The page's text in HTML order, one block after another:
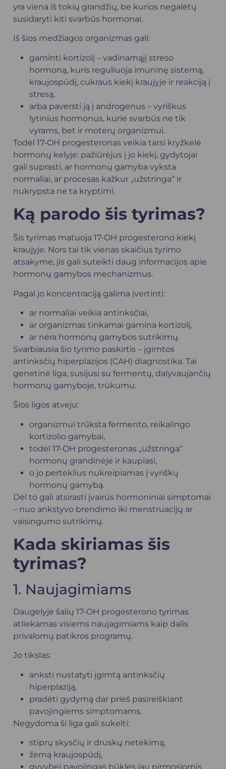
yra viena iš tokių grandžių, be kurios negalėtų
susidaryti kiti svarbūs hormonai.
Iš šios medžiagos organizmas gali:
gaminti kortizolį – vadinamąjį streso
hormoną, kuris reguliuoja imuninę sistemą,
kraujospūdį, cukraus kiekį kraujyje ir reakciją į
stresą,
arba paversti ją į androgenus – vyriškus
lytinius hormonus, kurie svarbūs ne tik
vyrams, bet ir moterų organizmui.
Todėl 17-OH progesteronas veikia tarsi kryžkelė
hormonų kelyje: pažiūrėjus į jo kiekį, gydytojai
gali suprasti, ar hormonų gamyba vyksta
normaliai, ar procesas kažkur „užstringa“ ir
nukrypsta ne ta kryptimi.
Ką parodo šis tyrimas?
Šis tyrimas matuoja 17-OH progesterono kiekį
kraujyje. Nors tai tik vienas skaičius tyrimo
atsakyme, jis gali suteikti daug informacijos apie
hormonų gamybos mechanizmus.
Pagal jo koncentraciją galima įvertinti:
ar normaliai veikia antinksčiai,
ar organizmas tinkamai gamina kortizolį,
ar nėra hormonų gamybos sutrikimų.
Svarbiausia šio tyrimo paskirtis – įgimtos
antinksčių hiperplazijos (CAH) diagnostika. Tai
genetinė liga, susijusi su fermentų, dalyvaujančių
hormonų gamyboje, trūkumu.
Šios ligos atveju:
organizmui trūksta fermento, reikalingo
kortizolio gamybai,
todėl 17-OH progesteronas „užstringa“
hormonų grandinėje ir kaupiasi,
o jo perteklius nukreipiamas į vyriškų
hormonų gamybą.
Dėl to gali atsirasti įvairūs hormoniniai simptomai
– nuo ankstyvo brendimo iki menstruacijų ar
vaisingumo sutrikimų.
Kada skiriamas šis
tyrimas?
1. Naujagimiams
Daugelyje šalių 17-OH progesterono tyrimas
atliekamas visiems naujagimiams kaip dalis
privalomų patikros programų.
Jo tikslas:
anksti nustatyti įgimtą antinksčių
hiperplaziją,
pradėti gydymą dar prieš pasireiškiant
pavojingiems simptomams.
Negydoma ši liga gali sukelti:
stiprų skysčių ir druskų netekimą,
žemą kraujospūdį,
gyvybei pavojingas būkles jau pirmosiomis